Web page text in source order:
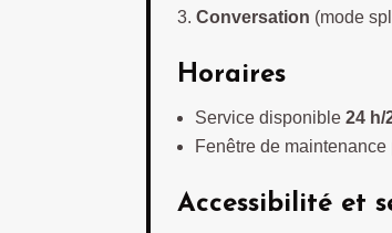
Conversation (mode
Horaires
Service disponible 24 h/
Fenêtre de
Accessibilité et